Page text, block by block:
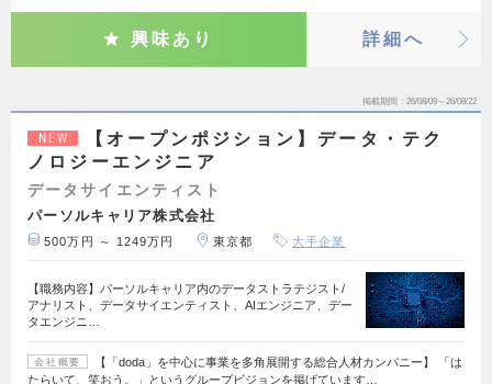
興味あり 詳細へ
掲載期間 26/08/09～26/08/22
NEW
【オープンポジション】データ・テク
ノロジーエンジニア
データサイエンティスト
パーソルキャリア株式会社
500万円 ～ 1249万円 東京都 大手企業
【職務内容】パーソルキャリア内のデータストラテジスト/
アナリスト、データサイエンティスト、AIエンジニア、デー
タエンジニ…
会社概要
【「doda」を中心に事業を多角展開する総合人材カンパニー】 「は
たらいて、笑おう。」というグループビジョンを掲げています…